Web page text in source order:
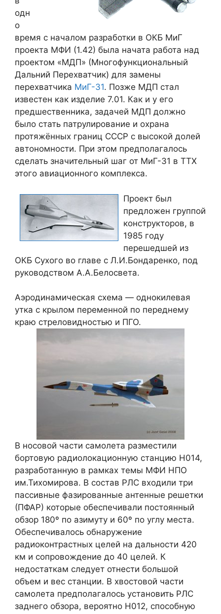
одн
о
время с началом разработки в ОКБ МиГ
проекта МФИ (1.42) была начата работа над
проектом «МДП» (Многофункциональный
Дальний Перехватчик) для замены
перехватчика МиГ-31. Позже МДП стал
известен как изделие 7.01. Как и у его
предшественника, задачей МДП должно
было стать патрулирование и охрана
протяжённых границ СССР с высокой долей
автономности. При этом предполагалось
сделать значительный шаг от МиГ-31 в ТТХ
этого авиационного комплекса.
Проект был
предложен группой
конструкторов, в
1985 году
перешедшей из
ОКБ Сухого во главе с Л.И.Бондаренко, под
руководством А.А.Белосвета.
Аэродинамическая схема — однокилевая
утка с крылом переменной по переднему
краю стреловидностью и ПГО.
В носовой части самолета разместили
бортовую радиолокационную станцию Н014,
разработанную в рамках темы МФИ НПО
им.Тихомирова. В состав РЛС входили три
пассивные фазированные антенные решетки
(ПФАР) которые обеспечивали постоянный
обзор 180º по азимуту и 60º по углу места.
Обеспечивалось обнаружение
радиоконтрастных целей на дальности 420
км и сопровождение до 40 целей. К
недостаткам следует отнести большой
объем и вес станции. В хвостовой части
самолета предполагалось установить РЛС
заднего обзора, вероятно Н012, способную